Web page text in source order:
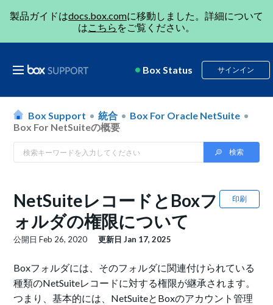
製品ガイドはdocs.box.comに移動しました。詳細について
はこちら をご覧ください。
Box Status サインイン
Box Support 統合
Box For Oracle NetSuite
Box For NetSuiteの概要
印刷
NetSuiteレコードとBoxフ
ォルダの権限について
公開日Feb 26, 2020 更新日Jan 17, 2025
Boxフォルダには、そのフォルダに関連付けられている
種類のNetSuiteレコードに対する権限が継承されます。
つまり、基本的には、NetSuiteとBoxのアカウント管理